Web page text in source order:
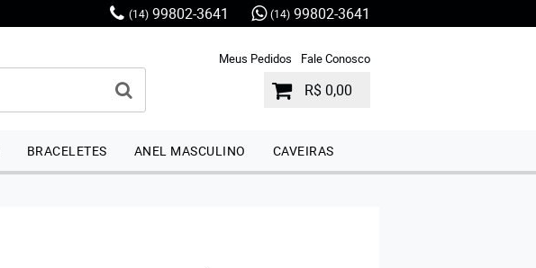
(14) 99802-3641 (14) 99802-3641
Meus Pedidos Fale Conosco
R$ 0,00
BRACELETES ANEL MASCULINO CAVEIRAS